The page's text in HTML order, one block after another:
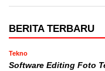
BERITA TERBARU
Tekno
Software Editing Foto